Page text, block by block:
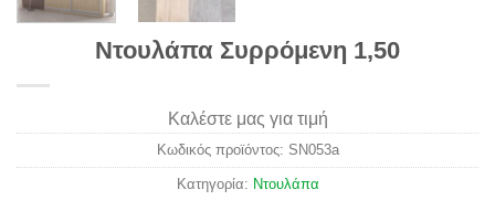
Ντουλάπα Συρρόμενη 1,50
Καλέστε μας για τιμή
Κωδικός προϊόντος: SN053a
Κατηγορία: Ντουλάπα